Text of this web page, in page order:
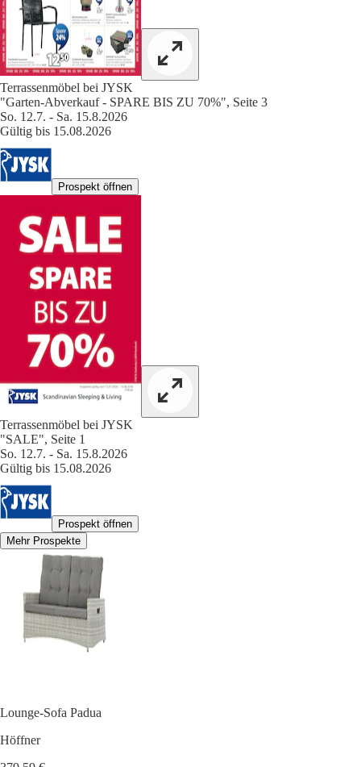
Terrassenmöbel bei JYSK
"Garten-Abverkauf - SPARE BIS ZU 70%", Seite 3
So. 12.7. - Sa. 15.8.2026
Gültig bis 15.08.2026
Prospekt öffnen
Terrassenmöbel bei JYSK
"SALE", Seite 1
So. 12.7. - Sa. 15.8.2026
Gültig bis 15.08.2026
Prospekt öffnen
Mehr Prospekte
Lounge-Sofa Padua
Höffner